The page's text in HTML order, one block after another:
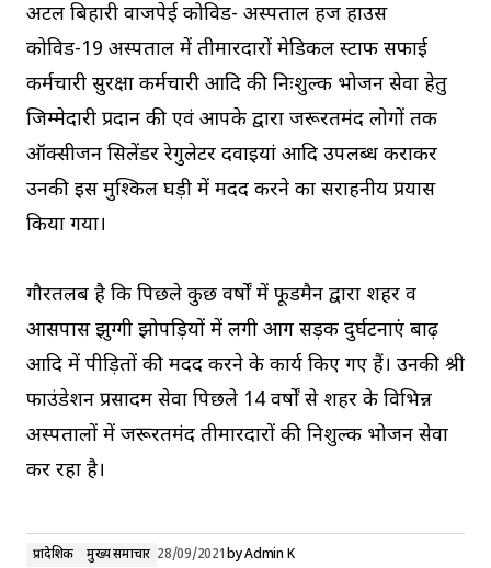
अटल बिहारी वाजपेई कोविड- अस्पताल हज हाउस
कोविड-19 अस्पताल में तीमारदारों मेडिकल स्टाफ सफाई
कर्मचारी सुरक्षा कर्मचारी आदि की निःशुल्क भोजन सेवा हेतु
जिम्मेदारी प्रदान की एवं आपके द्वारा जरूरतमंद लोगों तक
ऑक्सीजन सिलेंडर रेगुलेटर दवाइयां आदि उपलब्ध कराकर
उनकी इस मुश्किल घड़ी में मदद करने का सराहनीय प्रयास
किया गया।
गौरतलब है कि पिछले कुछ वर्षों में फूडमैन द्वारा शहर व
आसपास झुग्गी झोपड़ियों में लगी आग सड़क दुर्घटनाएं बाढ़
आदि में पीड़ितों की मदद करने के कार्य किए गए हैं। उनकी श्री
फाउंडेशन प्रसादम सेवा पिछले 14 वर्षों से शहर के विभिन्न
अस्पतालों में जरूरतमंद तीमारदारों की निशुल्क भोजन सेवा
कर रहा है।
प्रादेशिक मुख्य समाचार 28/09/2021byAdmin K